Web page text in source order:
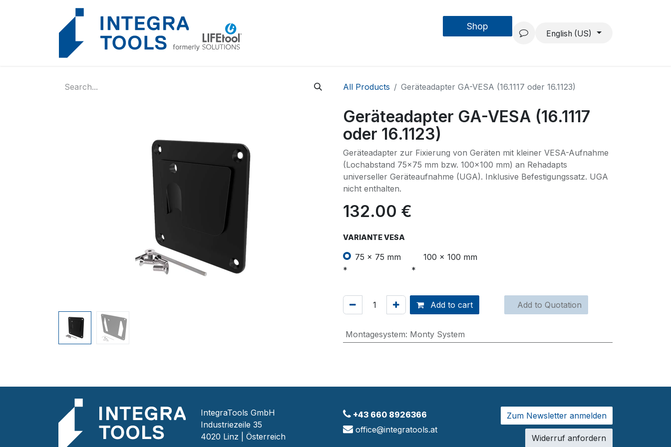
Forschung & Entwicklung Projekte
Shop
English (US)
All Products Geräteadapter GA-VESA (16.1117 oder 16.1123)
Geräteadapter GA-VESA (16.1117
oder 16.1123)
Geräteadapter zur Fixierung von Geräten mit kleiner VESA-Aufnahme
(Lochabstand 75x75 mm bzw. 100x100 mm) an Rehadapts
universeller Geräteaufnahme (UGA). Inklusive Befestigungssatz. UGA
nicht enthalten.
132.00 €
VARIANTE VESA
75 x 75 mm 100 x 100 mm
Add to cart Add to Quotation
Montagesystem: Monty System
IntegraTools GmbH
Industriezeile 35
4020 Linz | Österreich
+43 660 8926366
office@integratools.at
Zum Newsletter anmelden
Widerruf anfordern
Cookies management panel